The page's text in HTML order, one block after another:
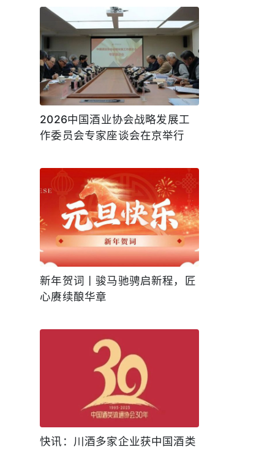
2026中国酒业协会战略发展工
作委员会专家座谈会在京举行
新年贺词丨骏马驰骋启新程，匠
心赓续酿华章
快讯：川酒多家企业获中国酒类